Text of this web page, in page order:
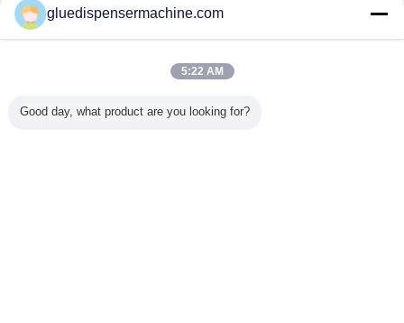
Trust Seal
Verified Suplier
Все продукты
gluedispensermachine.com
5:22 AM
Good day, what product are you looking for?